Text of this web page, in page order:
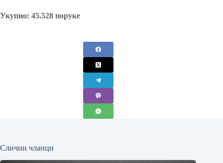
Укупно: 45.528 поруке
Слични чланци